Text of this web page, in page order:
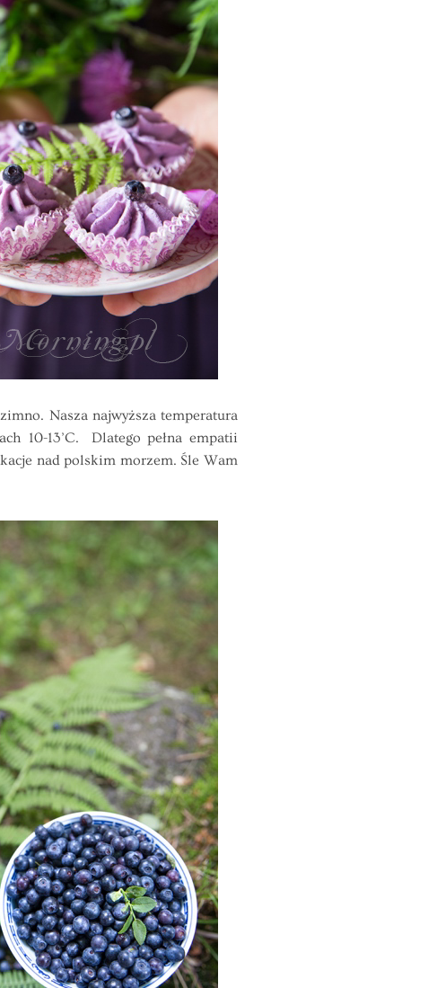
Nasza najwyższa temperatura
10-13’C. Dlatego pełna empatii
nad polskim morzem. Śle Wam